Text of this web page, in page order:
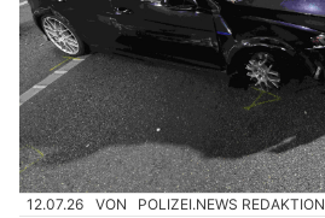
12.07.26 VON POLIZEI.NEWS REDAKTION